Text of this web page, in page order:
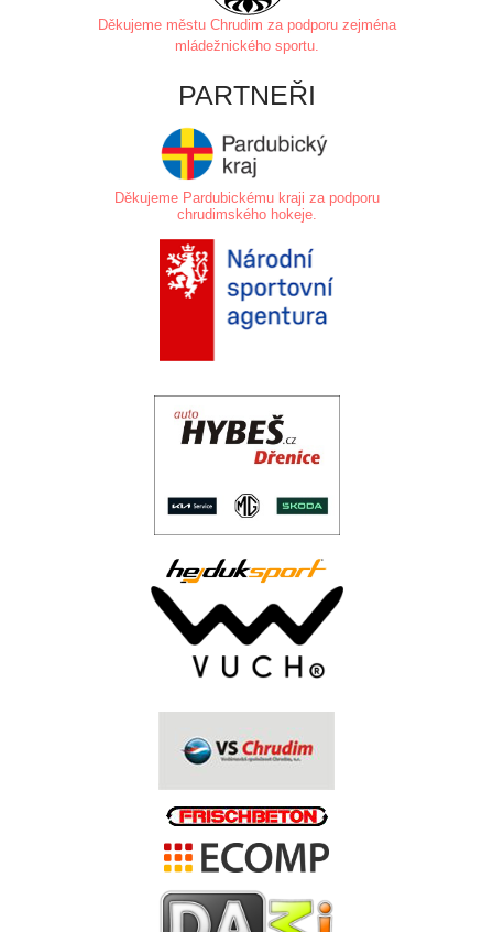
Děkujeme městu Chrudim za podporu zejména
mládežnického sportu.
PARTNEŘI
Děkujeme Pardubickému kraji za podporu
chrudimského hokeje.